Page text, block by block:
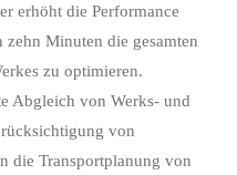
erhöht die Performance
Minuten die gesamten
zu optimieren.
Abgleich von Werks- und
von
die Transportplanung von